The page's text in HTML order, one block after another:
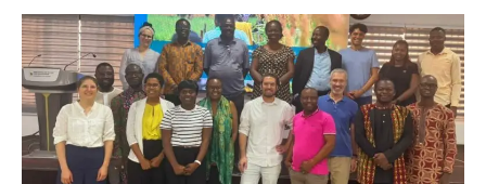
de changement susceptibles d’impacter les
trajectoires